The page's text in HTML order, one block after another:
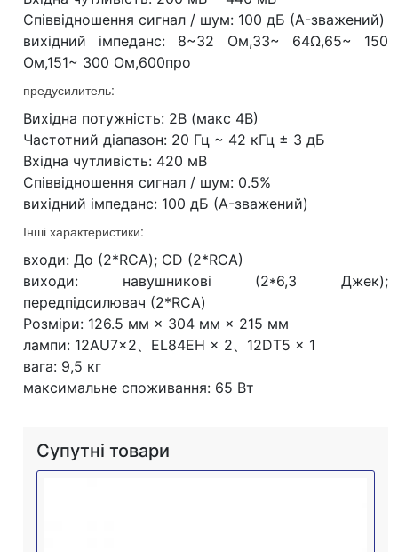
Співвідношення сигнал / шум: 100 дБ (A-зважений)
вихідний імпеданс: 8~32 Ом,33~ 64Ω,65~ 150
Ом,151~ 300 Ом,600про
предусилитель:
Вихідна потужність: 2В (макс 4В)
Частотний діапазон: 20 Гц ~ 42 кГц ± 3 дБ
Вхідна чутливість: 420 мВ
Співвідношення сигнал / шум: 0.5%
вихідний імпеданс: 100 дБ (A-зважений)
Інші характеристики:
входи: До (2*RCA); CD (2*RCA)
виходи: навушникові (2*6,3 Джек);
передпідсилювач (2*RCA)
Розміри: 126.5 мм × 304 мм × 215 мм
лампи: 12AU7×2、EL84EH × 2、12DT5 × 1
вага: 9,5 кг
максимальне споживання: 65 Вт
Супутні товари